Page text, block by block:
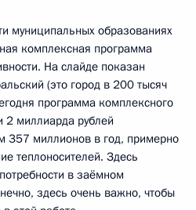
муниципальных образованиях
комплексная программа
На слайде показан
(это город в 200 тысяч
программа комплексного
2 миллиарда рублей
357 миллионов в год, примерно
теплоносителей. Здесь
в заёмном
здесь очень важно, чтобы